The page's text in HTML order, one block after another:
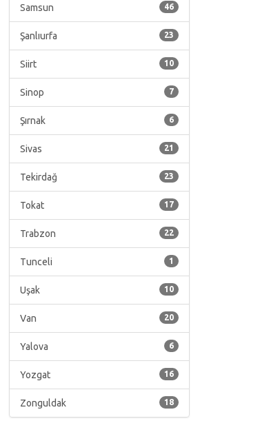
46
Samsun
23
Şanlıurfa
10
Siirt
7
Sinop
6
Şırnak
21
Sivas
23
Tekirdağ
17
Tokat
22
Trabzon
1
Tunceli
10
Uşak
20
Van
6
Yalova
16
Yozgat
18
Zonguldak